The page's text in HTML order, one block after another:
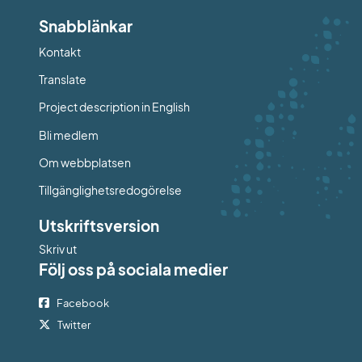
Snabblänkar
Kontakt
Translate
Project description in English
Bli medlem
Om webbplatsen
Tillgänglighetsredogörelse
Utskriftsversion
Skriv ut
Följ oss på sociala medier
Facebook
Twitter